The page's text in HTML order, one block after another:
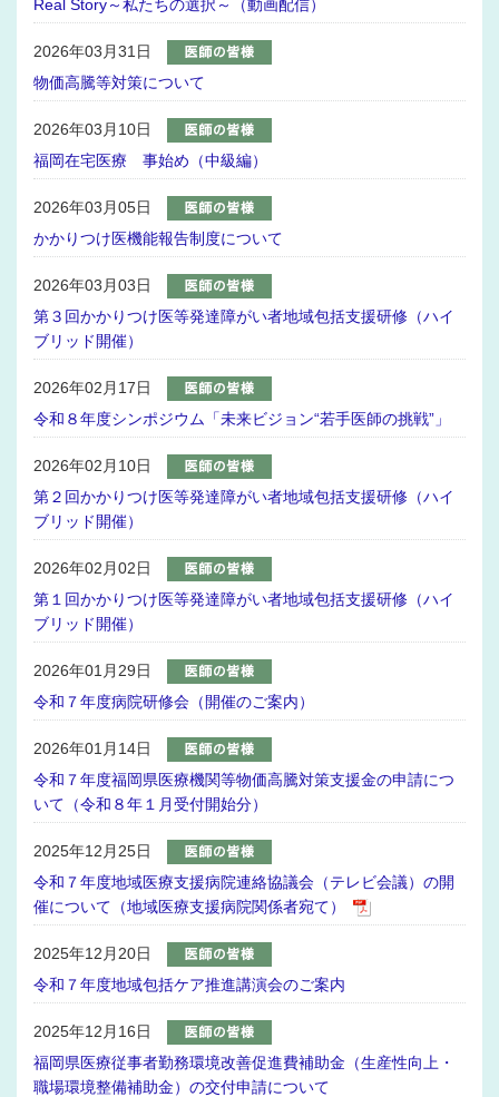
Real Story～私たちの選択～（動画配信）
2026年03月31日
物価高騰等対策について
2026年03月10日
福岡在宅医療 事始め（中級編）
2026年03月05日
かかりつけ医機能報告制度について
2026年03月03日
第３回かかりつけ医等発達障がい者地域包括支援研修（ハイ
ブリッド開催）
2026年02月17日
令和８年度シンポジウム「未来ビジョン“若手医師の挑戦”」
2026年02月10日
第２回かかりつけ医等発達障がい者地域包括支援研修（ハイ
ブリッド開催）
2026年02月02日
第１回かかりつけ医等発達障がい者地域包括支援研修（ハイ
ブリッド開催）
2026年01月29日
令和７年度病院研修会（開催のご案内）
2026年01月14日
令和７年度福岡県医療機関等物価高騰対策支援金の申請につ
いて（令和８年１月受付開始分）
2025年12月25日
令和７年度地域医療支援病院連絡協議会（テレビ会議）の開
催について（地域医療支援病院関係者宛て）
2025年12月20日
令和７年度地域包括ケア推進講演会のご案内
2025年12月16日
福岡県医療従事者勤務環境改善促進費補助金（生産性向上・
職場環境整備補助金）の交付申請について